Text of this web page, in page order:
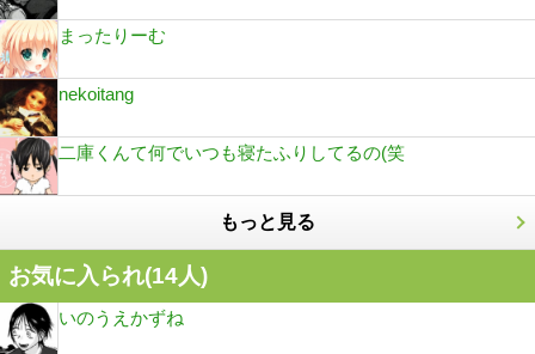
まったりーむ
nekoitang
二庫くんて何でいつも寝たふりしてるの(笑
もっと見る
お気に入られ(14人)
いのうえかずね